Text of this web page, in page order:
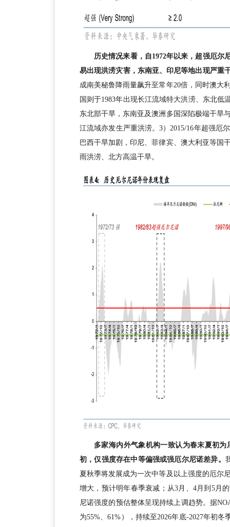
历史情况来看，自1972年以来，超强厄尔
易出现洪涝灾害，东南亚、印尼等地出现严重
成南美秘鲁降雨量飙升至常年20倍，同时澳大
国则于1983年出现长江流域特大洪涝、东北低
东北部干旱，东南亚及澳洲多国深陷极端干旱
江流域亦发生严重洪涝。3）2015/16年超强厄
巴西干旱加剧，印尼、菲律宾、澳大利亚等国
雨洪涝、北方高温干旱。
多家海内外气象机构一致认为春末夏初为
初，仅强度存在中等偏强或强厄尔尼诺差异。
夏秋季将发展成为一次中等及以上强度的厄尔
增大，预计明年春季衰减；从3月、4月到5月
尼诺强度的预估整体呈现持续上调趋势。据
为55%、61%），持续至2026年底-2027年初